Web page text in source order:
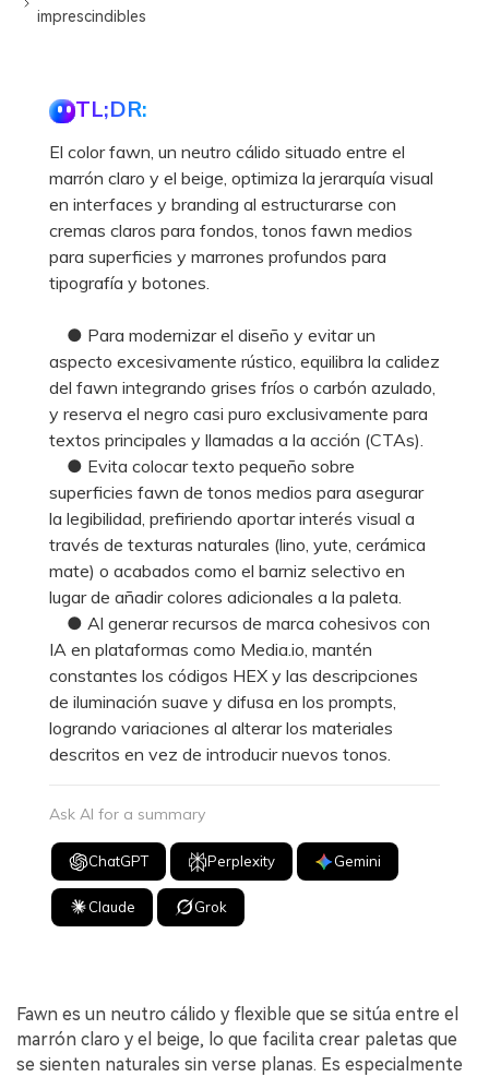
imprescindibles
TL;DR:
El color fawn, un neutro cálido situado entre el
marrón claro y el beige, optimiza la jerarquía visual
en interfaces y branding al estructurarse con
cremas claros para fondos, tonos fawn medios
para superficies y marrones profundos para
tipografía y botones.
● Para modernizar el diseño y evitar un
aspecto excesivamente rústico, equilibra la calidez
del fawn integrando grises fríos o carbón azulado,
y reserva el negro casi puro exclusivamente para
textos principales y llamadas a la acción (CTAs).
● Evita colocar texto pequeño sobre
superficies fawn de tonos medios para asegurar
la legibilidad, prefiriendo aportar interés visual a
través de texturas naturales (lino, yute, cerámica
mate) o acabados como el barniz selectivo en
lugar de añadir colores adicionales a la paleta.
● Al generar recursos de marca cohesivos con
IA en plataformas como Media.io, mantén
constantes los códigos HEX y las descripciones
de iluminación suave y difusa en los prompts,
logrando variaciones al alterar los materiales
descritos en vez de introducir nuevos tonos.
Ask AI for a summary
ChatGPT Perplexity Gemini
Claude Grok
Fawn es un neutro cálido y flexible que se sitúa entre el
marrón claro y el beige, lo que facilita crear paletas que
se sienten naturales sin verse planas. Es especialmente